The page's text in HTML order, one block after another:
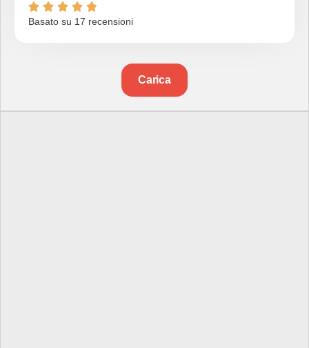
    
Basato su 17 recensioni
Carica